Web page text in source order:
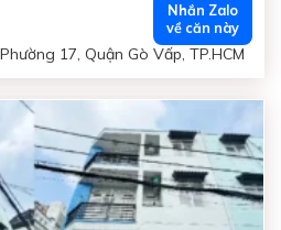
Nhắn Zalo
về căn này
17, Quận Gò Vấp, TP.HCM